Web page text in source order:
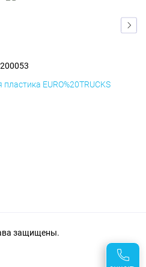
EURO%20TRUCKS
защищены.